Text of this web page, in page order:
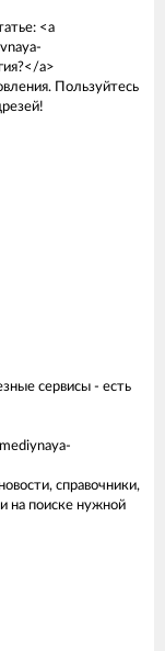
<a
a>
Пользуйтесь
сервисы - есть
справочники,
на поиске нужной